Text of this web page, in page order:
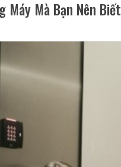
Máy Mà Bạn Nên Biết